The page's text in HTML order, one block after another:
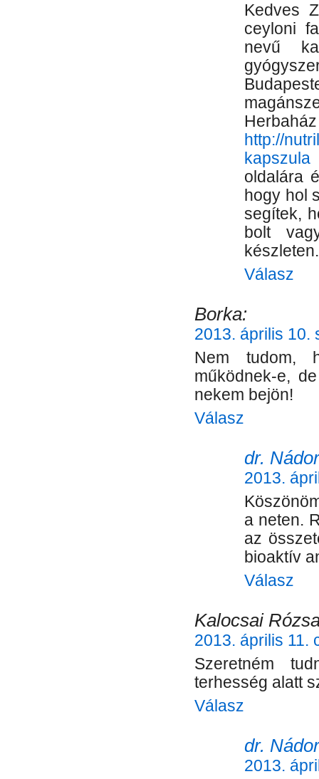
Kedves
ceyloni
nevű
http://
kapszula
oldalára
hogy hol
segítek,
bolt
készleten.
Válasz
Borka:
2013. április 10.
Nem tudom,
működnek-e,
nekem bejön!
Válasz
dr.
2013.
a neten.
az
bioaktív
Válasz
Kalocsai
2013. április 11.
Szeretném
terhesség alatt
Válasz
dr.
2013.